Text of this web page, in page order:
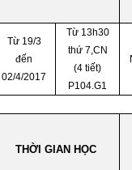
Từ 19/3
đến
02/4/2017
Từ 13h30
thứ 7,CN
(4 tiết)
P104.G1
THỜI GIAN HỌC